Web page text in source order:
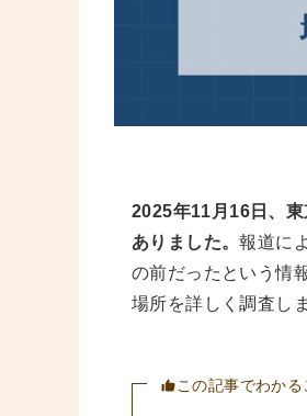
2025年11月16日、
ありました。報道に
の前だったという情
場所を詳しく調査し
この記事でわかる